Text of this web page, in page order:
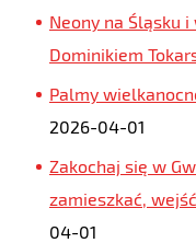
Neony na Śląsku
Dominikiem
Palmy
2026-04-01
Zakochaj się w
zamieszkać,
04-01